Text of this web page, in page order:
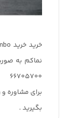
خرید خرید Ronin-SC Pro Combo و سایر
نماکم به
66705700
برای مشاوره
بگیرید .